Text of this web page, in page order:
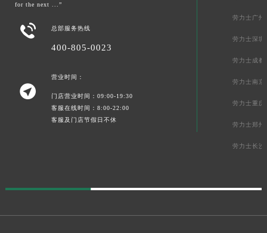
for the next ...”
 总部服务热线
400-805-0023

营业时间：
门店营业时间：09:00-19:30
客服在线时间：8:00-22:00
客服及门店节假日不休
劳力士广州
劳力士深圳
劳力士成都
劳力士南京
劳力士重庆
劳力士郑州
劳力士长沙